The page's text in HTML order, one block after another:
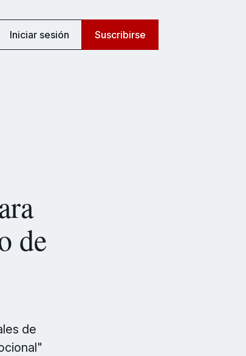
Iniciar sesión Suscribirse
de
de